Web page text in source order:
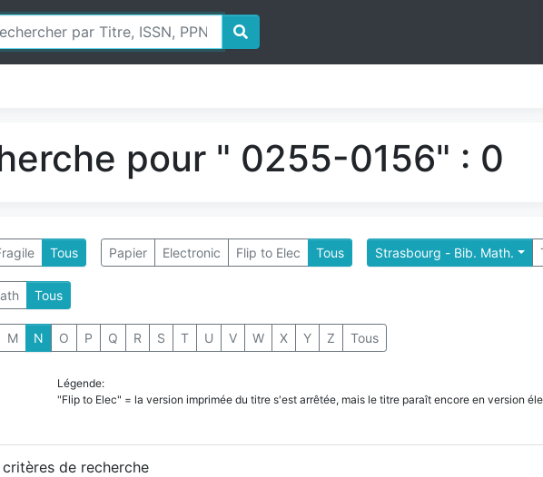
pour " 0255-0156" : 0
Tous Papier Electronic Flip to Elec Tous Strasbourg - Bib. Math.
Tous
M N O P Q R S T U V W X Y Z Tous
Légende:
"Flip to Elec" = la version imprimée du titre s'est arrêtée, mais le titre paraît encore en version
de recherche